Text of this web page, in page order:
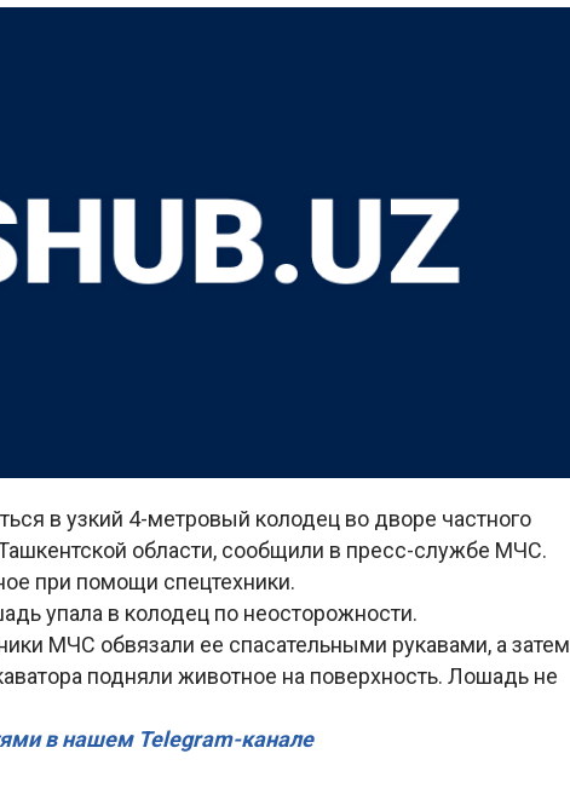
в узкий 4-метровый колодец во дворе частного
области, сообщили в пресс-службе МЧС.
при помощи спецтехники.
упала в колодец по неосторожности.
МЧС обвязали ее спасательными рукавами, а затем
подняли животное на поверхность. Лошадь не
в нашем Telegram-канале